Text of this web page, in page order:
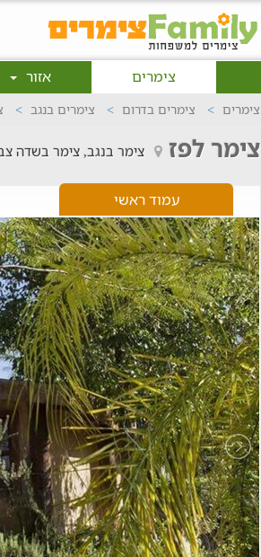
צימרים
אזור
צימרים צימרים בדרום צימרים בנגב
צימר לפז צימר בנגב, צימר בשדה
עמוד ראשי